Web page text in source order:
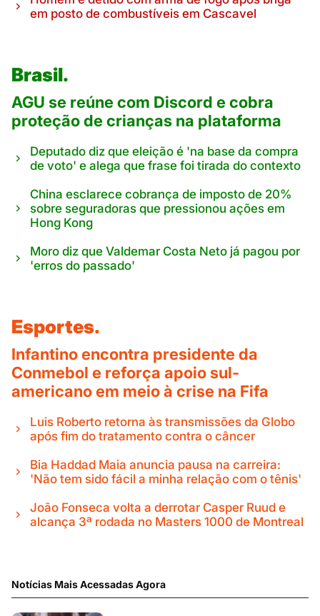
em posto de combustíveis em Cascavel
Brasil.
AGU se reúne com Discord e cobra
proteção de crianças na plataforma
Deputado diz que eleição é 'na base da compra
de voto' e alega que frase foi tirada do contexto
China esclarece cobrança de imposto de 20%
sobre seguradoras que pressionou ações em
Hong Kong
Moro diz que Valdemar Costa Neto já pagou por
'erros do passado'
Esportes.
Infantino encontra presidente da
Conmebol e reforça apoio sul-
americano em meio à crise na Fifa
Luis Roberto retorna às transmissões da Globo
após fim do tratamento contra o câncer
Bia Haddad Maia anuncia pausa na carreira:
'Não tem sido fácil a minha relação com o tênis'
João Fonseca volta a derrotar Casper Ruud e
alcança 3ª rodada no Masters 1000 de Montreal
Notícias Mais Acessadas Agora